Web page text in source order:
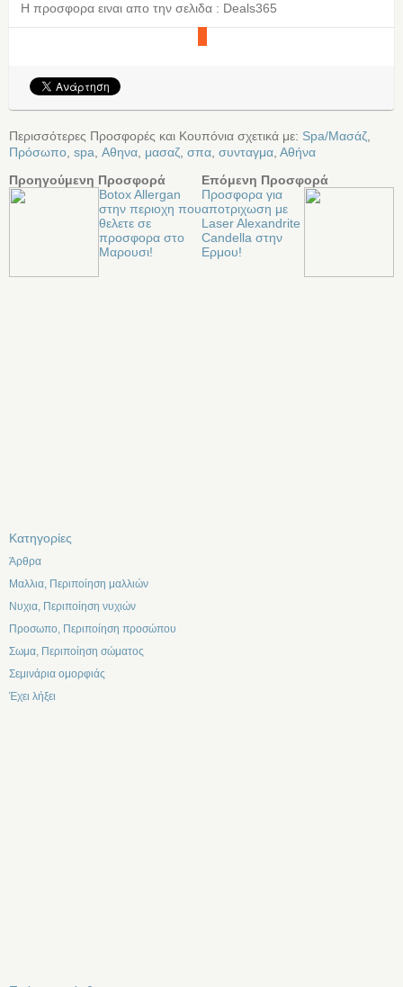
Η προσφορα ειναι απο την σελιδα : Deals365
Περισσότερες Προσφορές και Κουπόνια σχετικά με: Spa/Μασάζ
Πρόσωπο spa Αθηνα μασαζ σπα συνταγμα Αθήνα
Προηγούμενη Προσφορά
Botox Allergan
στην περιοχη που
θελετε σε
προσφορα στο
Μαρουσι!
Επόμενη Προσφορά
Προσφορα για
αποτριχωση με
Laser Alexandrite
Candella στην
Eρμου!
Kατηγορίες
Άρθρα
Μαλλια, Περιποίηση μαλλιών
Νυχια, Περιποίηση νυχιών
Προσωπο, Περιποίηση προσώπου
Σωμα, Περιποίηση σώματος
Σεμινάρια ομορφιάς
Έχει λήξει